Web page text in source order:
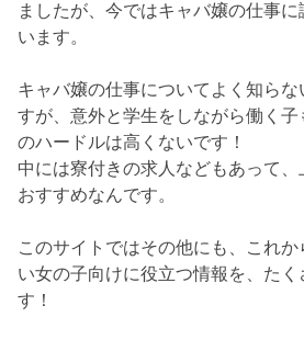
ましたが、今ではキャバ嬢の仕事
います。
キャバ嬢の仕事についてよく知らな
すが、意外と学生をしながら働く
のハードルは高くないです！
中には寮付きの求人などもあって
おすすめなんです。
このサイトではその他にも、これ
い女の子向けに役立つ情報を、たく
す！